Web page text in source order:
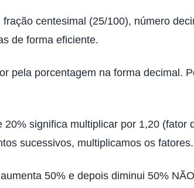
centesimal (25/100), número
de forma eficiente.
pela porcentagem na forma decimal.
significa multiplicar por 1,20
sucessivos, multiplicamos os fatores.
50% e depois diminui 50%